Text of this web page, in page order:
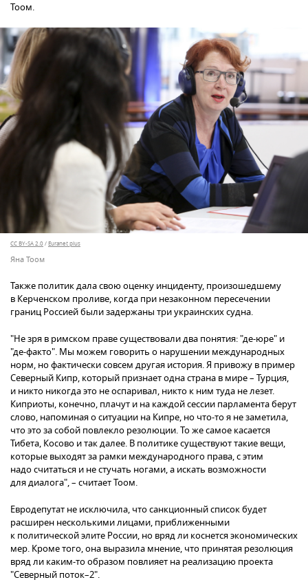
Тоом.
CC BY-SA 2.0 /Euranet plus
Яна Тоом
Также политик дала свою оценку инциденту, произошедшему
в Керченском проливе, когда при незаконном пересечении
границ Россией были задержаны три украинских судна.
"Не зря в римском праве существовали два понятия: "де-юре" и
"де-факто". Мы можем говорить о нарушении международных
норм, но фактически совсем другая история. Я привожу в пример
Северный Кипр, который признает одна страна в мире – Турция,
и никто никогда это не оспаривал, никто к ним туда не лезет.
Киприоты, конечно, плачут и на каждой сессии парламента берут
слово, напоминая о ситуации на Кипре, но что-то я не заметила,
что это за собой повлекло резолюции. То же самое касается
Тибета, Косово и так далее. В политике существуют такие вещи,
которые выходят за рамки международного права, с этим
надо считаться и не стучать ногами, а искать возможности
для диалога", – считает Тоом.
Евродепутат не исключила, что санкционный список будет
расширен несколькими лицами, приближенными
к политической элите России, но вряд ли коснется экономических
мер. Кроме того, она выразила мнение, что принятая резолюция
вряд ли каким-то образом повлияет на реализацию проекта
"Северный поток–2".